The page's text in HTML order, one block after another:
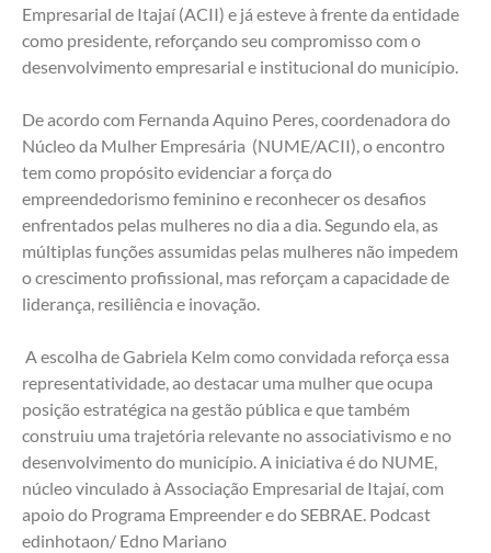
Empresarial de Itajaí (ACII) e já esteve à frente da entidade
como presidente, reforçando seu compromisso com o
desenvolvimento empresarial e institucional do município.
De acordo com Fernanda Aquino Peres, coordenadora do
Núcleo da Mulher Empresária  (NUME/ACII), o encontro
tem como propósito evidenciar a força do
empreendedorismo feminino e reconhecer os desafios
enfrentados pelas mulheres no dia a dia. Segundo ela, as
múltiplas funções assumidas pelas mulheres não impedem
o crescimento profissional, mas reforçam a capacidade de
liderança, resiliência e inovação.
representatividade, ao destacar uma mulher que ocupa
posição estratégica na gestão pública e que também
construiu uma trajetória relevante no associativismo e no
desenvolvimento do município. A iniciativa é do NUME,
núcleo vinculado à Associação Empresarial de Itajaí, com
apoio do Programa Empreender e do SEBRAE. Podcast
edinhotaon/ Edno Mariano